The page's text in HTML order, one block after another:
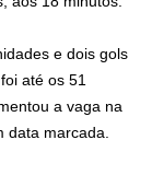
e dois gols
até os 51
a vaga na
data marcada.